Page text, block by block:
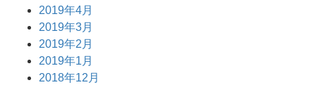
2019年4月
2019年3月
2019年2月
2019年1月
2018年12月